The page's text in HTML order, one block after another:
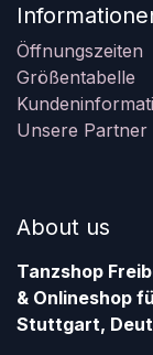
Öffnungszeiten
Größentabelle
Unsere Partner
About us
Tanzshop
& Onlineshop
Stuttgart,